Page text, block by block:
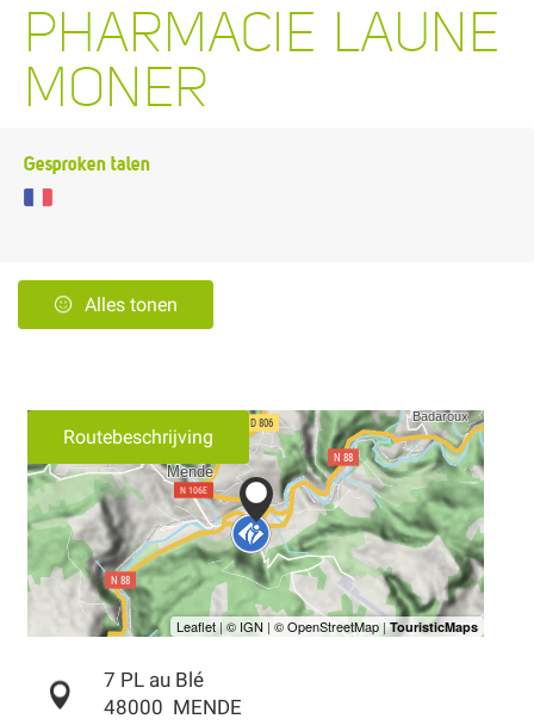
PHARMACIE LAUNE
MONER
Gesproken talen
Alles tonen
Routebeschrijving
7 PL au Blé
48000 MENDE